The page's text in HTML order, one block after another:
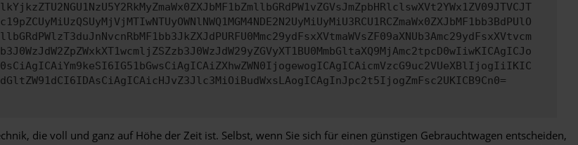
die voll und ganz auf Höhe der Zeit ist. Selbst, wenn Sie sich für einen günstigen Gebrauchtwagen entscheiden,